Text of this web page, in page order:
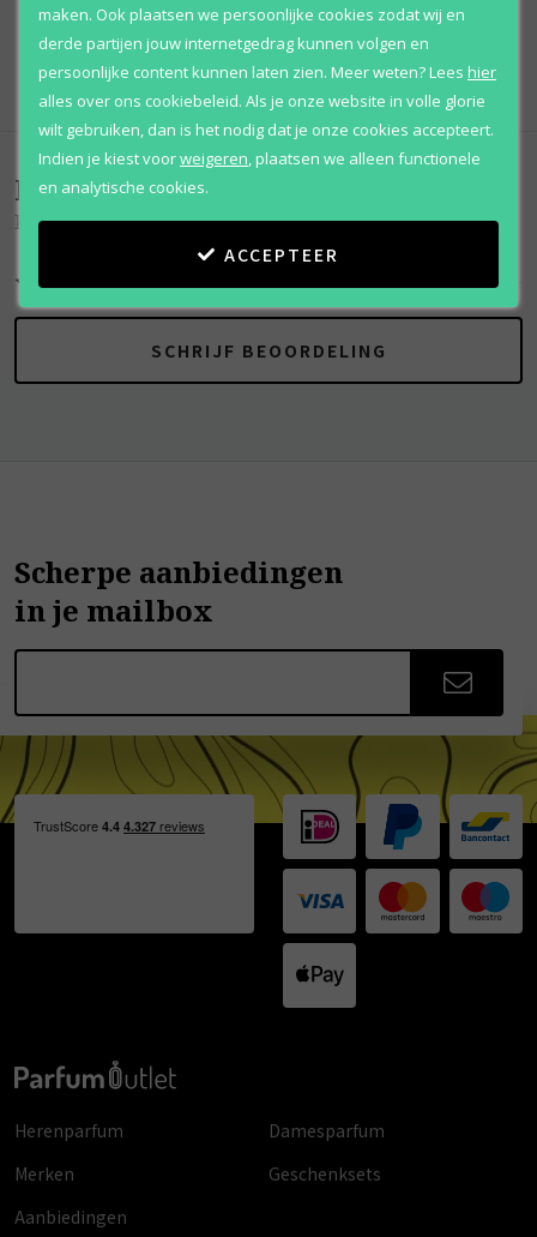
Qshops Keurmerk
Beoordelingen
Pour Homme
SCHRIJF BEOORDELING
Scherpe aanbiedingen
in je mailbox
Herenparfum
Damesparfum
Merken
Geschenksets
Aanbiedingen
maken. Ook plaatsen we persoonlijke cookies zodat wij en
derde partijen jouw internetgedrag kunnen volgen en
persoonlijke content kunnen laten zien. Meer weten?Lees hier
alles over ons cookiebeleid. Als je onze website in volle glorie
wilt gebruiken, dan is het nodig dat je onze cookies accepteert.
Indien je kiest voorweigeren,plaatsen we alleen functionele
en analytische cookies.
ACCEPTEER